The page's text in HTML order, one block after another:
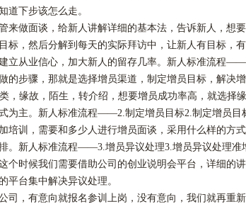
道下步该怎么走。
做面谈，给新人讲解详细的基本法，告诉新人，想
，然后分解到每天的实际拜访中，让新人有目标，
立从业信心，加大新人的留存几率。新人标准流程
步骤，那就是选择增员渠道，制定增员目标，解决增
，缘故，陌生，转介绍，想要增员成功率高，就选择
为主。新人标准流程——2.制定增员目标2.制定增员目
培训，需要和多少人进行增员面谈，采用什么样的方
。新人标准流程——3.增员异议处理3.增员异议处理准
个时候我们需要借助公司的创业说明会平台，详细的
平台集中解决异议处理。
司，有意向就报名参训上岗，没有意向，我们就再重